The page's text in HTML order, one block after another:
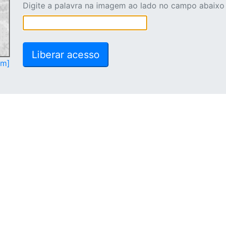
Digite a palavra na imagem ao lado no campo abaixo